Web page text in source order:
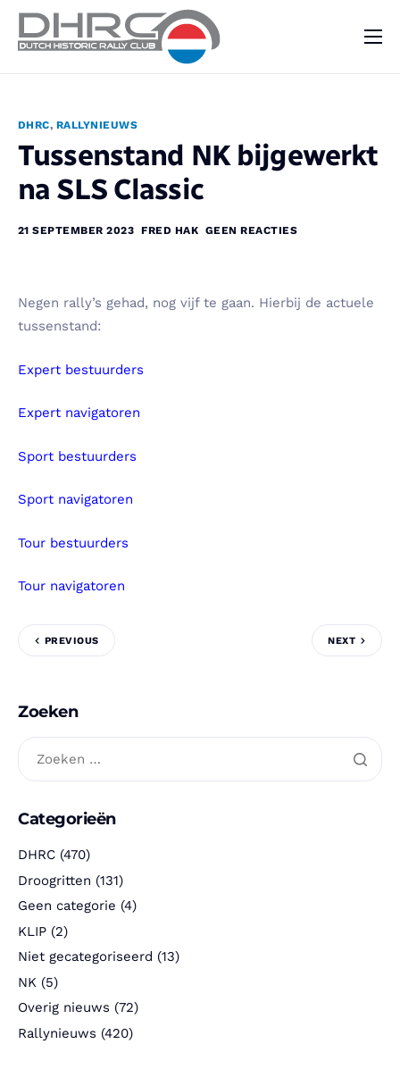
Nieuws
DHRC, RALLYNIEUWS
Tussenstand NK bijgewerkt
na SLS Classic
21 SEPTEMBER 2023 FRED HAK GEEN REACTIES
Negen rally’s gehad, nog vijf te gaan. Hierbij de actuele
tussenstand:
Expert bestuurders
Expert navigatoren
Sport bestuurders
Sport navigatoren
Tour bestuurders
Tour navigatoren
PREVIOUS NEXT
Zoeken
Categorieën
DHRC (470)
Droogritten (131)
Geen categorie (4)
KLIP (2)
Niet gecategoriseerd (13)
NK (5)
Overig nieuws (72)
Rallynieuws (420)